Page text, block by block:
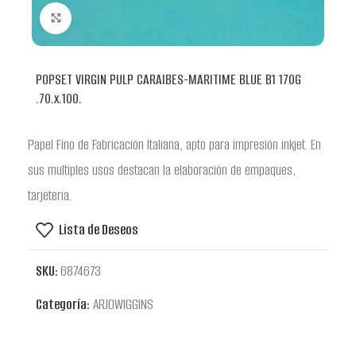
POPSET VIRGIN PULP CARAIBES-MARITIME BLUE B1 170G
.70.x.100.
Papel Fino de Fabricación Italiana, apto para impresión inkjet. En
sus multiples usos destacan la elaboración de empaques,
tarjeteria.
Lista de Deseos
SKU:6874673
Categoría: ARJOWIGGINS